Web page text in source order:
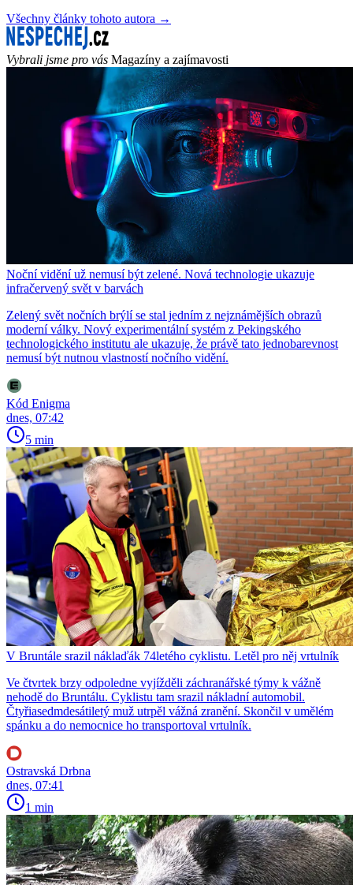
Všechny články tohoto autora →
Vybrali jsme pro vás Magazíny a zajímavosti
Noční vidění už nemusí být zelené. Nová technologie ukazuje
infračervený svět v barvách
Zelený svět nočních brýlí se stal jedním z nejznámějších obrazů
moderní války. Nový experimentální systém z Pekingského
technologického institutu ale ukazuje, že právě tato jednobarevnost
nemusí být nutnou vlastností nočního vidění.
Kód Enigma
dnes, 07:42
5 min
V Bruntále srazil náklaďák 74letého cyklistu. Letěl pro něj vrtulník
Ve čtvrtek brzy odpoledne vyjížděli záchranářské týmy k vážně
nehodě do Bruntálu. Cyklistu tam srazil nákladní automobil.
Čtyřiasedmdesátiletý muž utrpěl vážná zranění. Skončil v umělém
spánku a do nemocnice ho transportoval vrtulník.
Ostravská Drbna
dnes, 07:41
1 min